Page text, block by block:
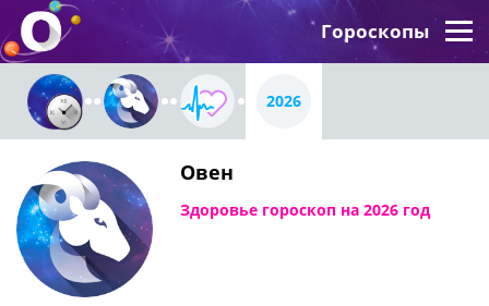
Гороскопы
2026
Овен
Здоровье гороскоп на 2026 год